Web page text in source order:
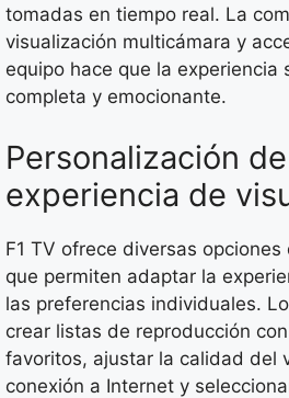
tomadas en tiempo real. La
visualización multicámara y
equipo hace que la experiencia
completa y emocionante.
Personalización
experiencia de
F1 TV ofrece diversas
que permiten adaptar la
las preferencias individuales.
crear listas de reproducción
favoritos, ajustar la calidad del
conexión a Internet y